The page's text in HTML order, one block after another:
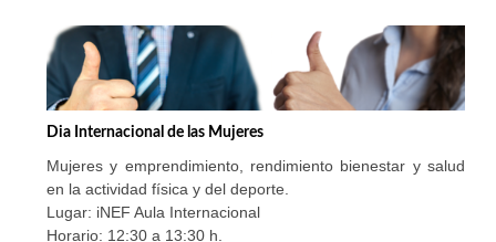
Dia Internacional de las Mujeres
Mujeres y emprendimiento, rendimiento bienestar y salud
en la actividad física y del deporte.
Lugar: iNEF Aula Internacional
Horario: 12:30 a 13:30 h.